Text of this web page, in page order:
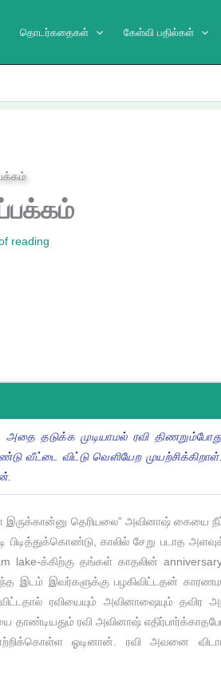
தொடர்கதைகள் கேள்வி பதில்கள்
reading
தடுக்க முடியாமல் ரவி
வீட்டை விட்டு வெளியேற முயற்சிக்கிறாள்.
தெரியலை” அவினாஷ் கையை
காலில் சேறு படாத
க்கிற்கு தங்கள் காதலின்
இடம் இவர்களுக்கு பழகிவிட்டதன்
ரவியையும் அவினாஷையும் தவிர
தாண்டியதும் ரவி அவினாஷ்
ஓடினான். ரவி அவனை